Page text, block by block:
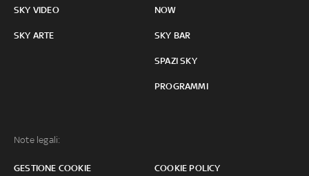
SKY VIDEO
SKY ARTE
NOW
SKY BAR
SPAZI SKY
PROGRAMMI
Note legali:
GESTIONE COOKIE COOKIE POLICY